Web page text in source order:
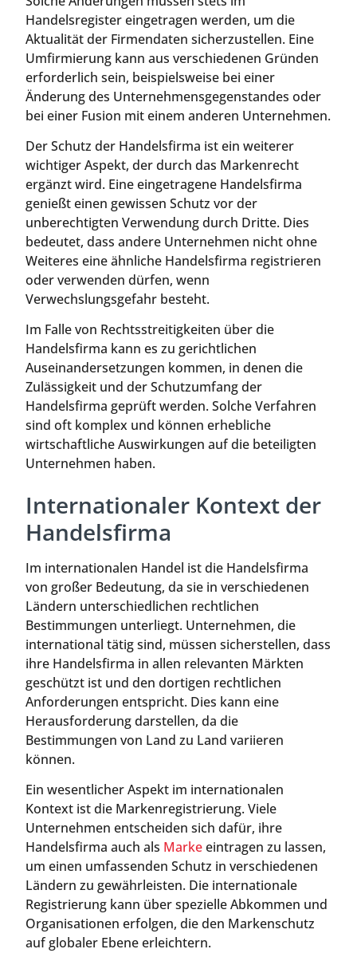
Handelsregister eingetragen werden, um die
Aktualität der Firmendaten sicherzustellen. Eine
Umfirmierung kann aus verschiedenen Gründen
erforderlich sein, beispielsweise bei einer
Änderung des Unternehmensgegenstandes oder
bei einer Fusion mit einem anderen Unternehmen.
Der Schutz der Handelsfirma ist ein weiterer
wichtiger Aspekt, der durch das Markenrecht
ergänzt wird. Eine eingetragene Handelsfirma
genießt einen gewissen Schutz vor der
unberechtigten Verwendung durch Dritte. Dies
bedeutet, dass andere Unternehmen nicht ohne
Weiteres eine ähnliche Handelsfirma registrieren
oder verwenden dürfen, wenn
Verwechslungsgefahr besteht.
Im Falle von Rechtsstreitigkeiten über die
Handelsfirma kann es zu gerichtlichen
Auseinandersetzungen kommen, in denen die
Zulässigkeit und der Schutzumfang der
Handelsfirma geprüft werden. Solche Verfahren
sind oft komplex und können erhebliche
wirtschaftliche Auswirkungen auf die beteiligten
Unternehmen haben.
Internationaler Kontext der
Handelsfirma
Im internationalen Handel ist die Handelsfirma
von großer Bedeutung, da sie in verschiedenen
Ländern unterschiedlichen rechtlichen
Bestimmungen unterliegt. Unternehmen, die
international tätig sind, müssen sicherstellen, dass
ihre Handelsfirma in allen relevanten Märkten
geschützt ist und den dortigen rechtlichen
Anforderungen entspricht. Dies kann eine
Herausforderung darstellen, da die
Bestimmungen von Land zu Land variieren
können.
Ein wesentlicher Aspekt im internationalen
Kontext ist die Markenregistrierung. Viele
Unternehmen entscheiden sich dafür, ihre
Handelsfirma auch als Markeeintragen zu lassen,
um einen umfassenden Schutz in verschiedenen
Ländern zu gewährleisten. Die internationale
Registrierung kann über spezielle Abkommen und
Organisationen erfolgen, die den Markenschutz
auf globaler Ebene erleichtern.